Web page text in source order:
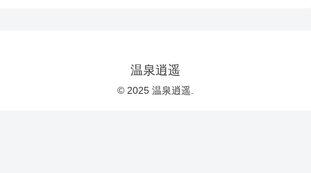
温泉逍遥
© 2025 温泉逍遥.